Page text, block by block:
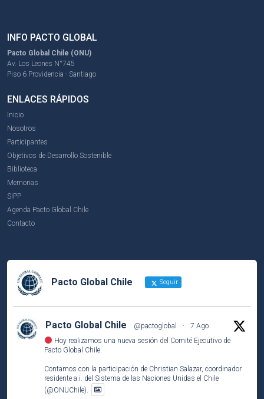
INFO PACTO GLOBAL
Pacto Global Chile (ONU)
Av. Los Leones N°745
Piso 6 Providencia - Santiago
ENLACES RÁPIDOS
Inicio
Nosotros
Participantes
Objetivos de Desarrollo Sostenible
Biblioteca
Memorias
SIPP
Agenda Pacto Global Chile
Contacto
Pacto Global Chile Seguir
Pacto Global Chile @pactoglobal ·
7 Ago
Hoy realizamos una nueva sesión del Comité Ejecutivo de
Pacto Global Chile.
Contamos con la participación de Christian Salazar, coordinador
residente a.i. del Sistema de las Naciones Unidas el Chile
(@ONUChile).